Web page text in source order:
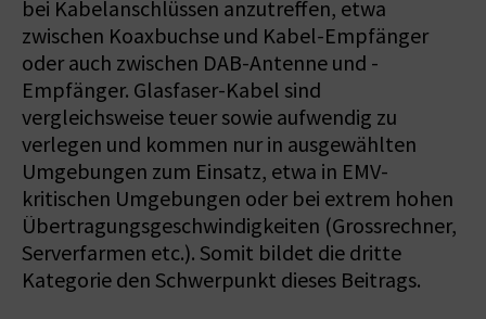
bei Kabelanschlüssen anzutreffen, etwa
zwischen Koaxbuchse und Kabel-­Empfänger
oder auch zwischen DAB-­Antenne und -
Empfänger. Glasfaser-Kabel sind
vergleichsweise teuer sowie aufwendig zu
verlegen und kommen nur in ausgewählten
Umgebungen zum Einsatz, etwa in EMV-
kritischen Umgebungen oder bei extrem hohen
Übertragungsgeschwindigkeiten (Grossrechner,
Serverfarmen etc.). Somit bildet die dritte
Kategorie den Schwerpunkt dieses Beitrags.